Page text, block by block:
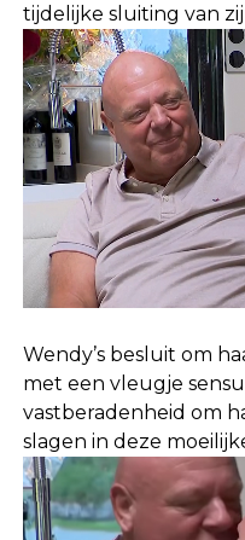
tijdelijke sluiting van
Wendy’s besluit om
met een vleugje
vastberadenheid om
slagen in deze